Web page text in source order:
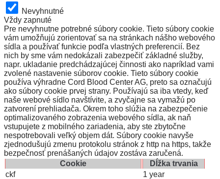
Nevyhnutné
Vždy zapnuté
Pre nevyhnutne potrebné súbory cookie. Tieto súbory cookie
vám umožňujú zorientovať sa na stránkach nášho webového
sídla a používať funkcie podľa vlastných preferencií. Bez
nich by sme vám nedokázali zabezpečiť základné služby,
napr. ukladanie predchádzajúcej činnosti ako napríklad vami
zvolené nastavenie súborov cookie. Tieto súbory cookie
používa výhradne Cord Blood Center AG, preto sa označujú
ako súbory cookie prvej strany. Používajú sa iba vtedy, keď
naše webové sídlo navštívite, a zvyčajne sa vymažú po
zatvorení prehliadača. Okrem toho slúžia na zabezpečenie
optimalizovaného zobrazenia webového sídla, ak naň
vstupujete z mobilného zariadenia, aby ste zbytočne
nespotrebovali veľký objem dát. Súbory cookie navyše
zjednodušujú zmenu protokolu stránok z http na https, takže
bezpečnosť prenášaných údajov zostáva zaručená.
Cookie
Dĺžka trvania
ckf
1 year